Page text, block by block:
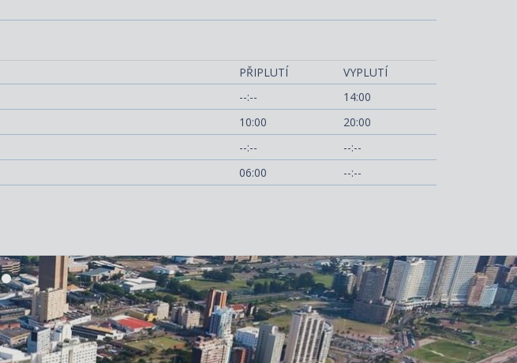
PŘIPLUTÍ
VYPLUTÍ
--:--
14:00
10:00
20:00
--:--
--:--
06:00 --:--